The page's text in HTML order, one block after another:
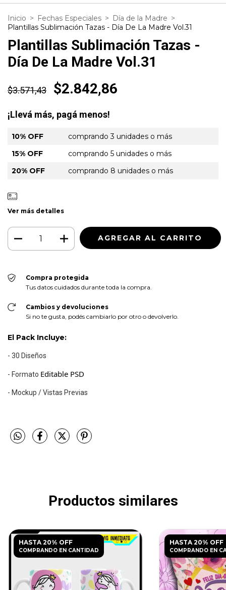
Inicio > Fechas Especiales > Día de la Madre >
Plantillas Sublimación Tazas - Día De La Madre Vol.31
Plantillas Sublimación Tazas -
Día De La Madre Vol.31
$3.571,43 $2.842,86
¡Llevá más, pagá menos!
10% OFF
comprando 3 unidades o más
15% OFF
comprando 5 unidades o más
20% OFF
comprando 8 unidades o más
Ver más detalles
Compra protegida
Tus datos cuidados durante toda la compra.
Cambios y devoluciones
Si no te gusta, podés cambiarlo por otro o devolverlo.
El Pack Incluye:
- 30 Diseños
- Formato Editable PSD
- Mockup / Vistas Previas
Productos similares
HASTA 20% OFF
COMPRANDO EN CANTIDAD
HASTA 20% OFF
COMPRANDO EN